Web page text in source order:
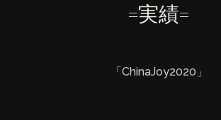
=実績=
「ChinaJoy2020」